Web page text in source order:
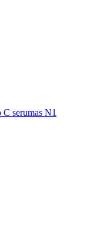
serumas N1